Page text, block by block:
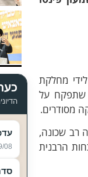
מחלקת
שתפקח על
מסודרים.
רב שכונה,
הרבנית
08:57